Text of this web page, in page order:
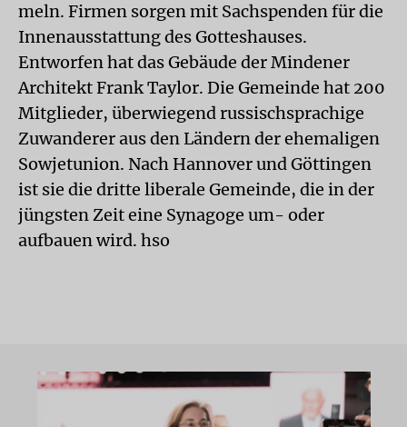
meln. Firmen sorgen mit Sachspenden für die
Innenausstattung des Gotteshauses.
Entworfen hat das Gebäude der Mindener
Architekt Frank Taylor. Die Gemeinde hat 200
Mitglieder, überwiegend russischsprachige
Zuwanderer aus den Ländern der ehemaligen
Sowjetunion. Nach Hannover und Göttingen
ist sie die dritte liberale Gemeinde, die in der
jüngsten Zeit eine Synagoge um- oder
aufbauen wird. hso